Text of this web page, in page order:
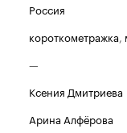
Россия
короткометражка,
—
Ксения Дмитриева
Арина Алфёрова